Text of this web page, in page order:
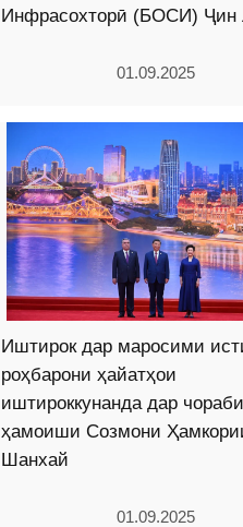
Инфрасохторӣ (БОСИ) Ҷин
01.09.2025
Иштирок дар маросими
роҳбарони ҳайатҳои
иштироккунанда дар
ҳамоиши Созмони
Шанхай
01.09.2025